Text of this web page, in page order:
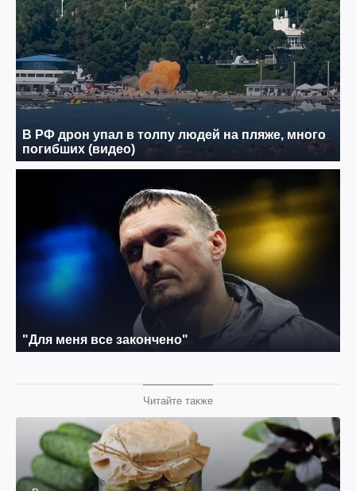
Читайте также